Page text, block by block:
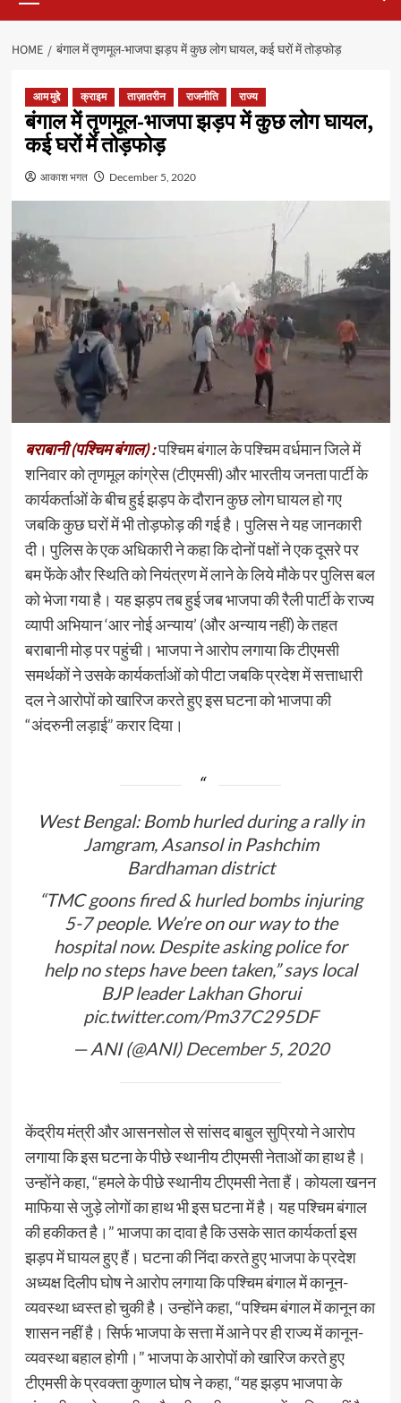
HOME बंगाल में तृणमूल-भाजपा झड़प में कुछ लोग घायल, कई घरों में तोड़फोड़
आम मुद्दे क्राइम ताज़ातरीन राजनीति राज्य
बंगाल में तृणमूल-भाजपा झड़प में कुछ लोग घायल,
कई घरों में तोड़फोड़
आकाश भगत December 5, 2020
बराबानी (पश्चिम बंगाल) :पश्चिम बंगाल के पश्चिम वर्धमान जिले में
शनिवार को तृणमूल कांग्रेस (टीएमसी) और भारतीय जनता पार्टी के
कार्यकर्ताओं के बीच हुई झड़प के दौरान कुछ लोग घायल हो गए
जबकि कुछ घरों में भी तोड़फोड़ की गई है। पुलिस ने यह जानकारी
दी। पुलिस के एक अधिकारी ने कहा कि दोनों पक्षों ने एक दूसरे पर
बम फेंके और स्थिति को नियंत्रण में लाने के लिये मौके पर पुलिस बल
को भेजा गया है। यह झड़प तब हुई जब भाजपा की रैली पार्टी के राज्य
व्यापी अभियान ‘आर नोई अन्याय’ (और अन्याय नहीं) के तहत
बराबानी मोड़ पर पहुंची। भाजपा ने आरोप लगाया कि टीएमसी
समर्थकों ने उसके कार्यकर्ताओं को पीटा जबकि प्रदेश में सत्ताधारी
दल ने आरोपों को खारिज करते हुए इस घटना को भाजपा की
“अंदरुनी लड़ाई” करार दिया।
West Bengal: Bomb hurled during a rally in
Jamgram, Asansol in Pashchim
Bardhaman district
“TMC goons fired & hurled bombs injuring
5-7 people. We’re on our way to the
hospital now. Despite asking police for
help no steps have been taken,” says local
BJP leader Lakhan Ghorui
pic.twitter.com/Pm37C295DF
— ANI (@ANI) December 5, 2020
केंद्रीय मंत्री और आसनसोल से सांसद बाबुल सुप्रियो ने आरोप
लगाया कि इस घटना के पीछे स्थानीय टीएमसी नेताओं का हाथ है।
उन्होंने कहा, “हमले के पीछे स्थानीय टीएमसी नेता हैं। कोयला खनन
माफिया से जुड़े लोगों का हाथ भी इस घटना में है। यह पश्चिम बंगाल
की हकीकत है।” भाजपा का दावा है कि उसके सात कार्यकर्ता इस
झड़प में घायल हुए हैं। घटना की निंदा करते हुए भाजपा के प्रदेश
अध्यक्ष दिलीप घोष ने आरोप लगाया कि पश्चिम बंगाल में कानून-
व्यवस्था ध्वस्त हो चुकी है। उन्होंने कहा, “पश्चिम बंगाल में कानून का
शासन नहीं है। सिर्फ भाजपा के सत्ता में आने पर ही राज्य में कानून-
व्यवस्था बहाल होगी।” भाजपा के आरोपों को खारिज करते हुए
टीएमसी के प्रवक्ता कुणाल घोष ने कहा, “यह झड़प भाजपा के